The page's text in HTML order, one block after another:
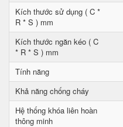
Kích thước sử dụng ( C *
R * S ) mm
Kích thước ngăn kéo ( C
* R * S ) mm
Tính năng
Khả năng chống cháy
Hệ thống khóa liên hoàn
thông minh